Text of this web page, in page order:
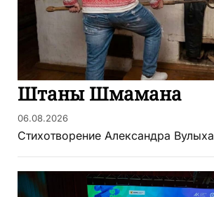
Штаны Шмамана
06.08.2026
Стихотворение Александра Вулыха